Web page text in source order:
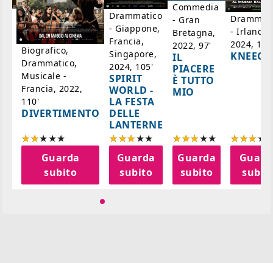
Biografico,
Drammatico,
Musicale -
Francia, 2022,
110'
DIVERTIMENTO
Guarda
subito
Drammatico
- Giappone,
Francia,
Singapore,
2024, 105'
SPIRIT
WORLD -
LA FESTA
DELLE
LANTERNE
Guarda
subito
Commedia
- Gran
Bretagna,
2022, 97'
IL
PIACERE
È TUTTO
MIO
Guarda
subito
- Irlanda,
2024,